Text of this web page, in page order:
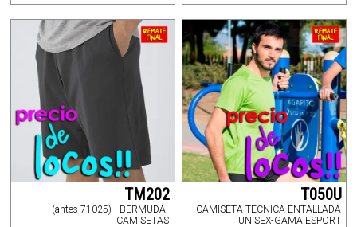
TM202
(antes 71025) - BERMUDA-
CAMISETAS
T050U
CAMISETA TECNICA ENTALLADA
UNISEX-GAMA ESPORT